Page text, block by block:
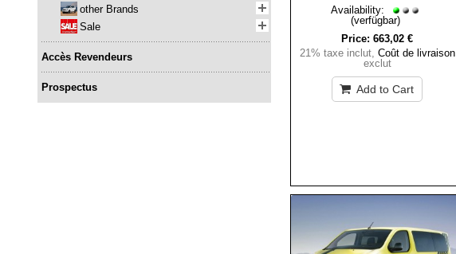
Availability:
(verfügbar)
Price: 663,02 €
21% taxe inclut, Coût de livraison
exclut
Add to Cart
other Brands
Sale
Accès Revendeurs
Prospectus